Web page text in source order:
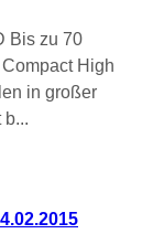
Bis zu 70
High
in großer
b...